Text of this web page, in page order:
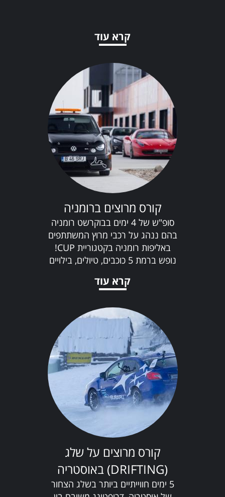
קרא עוד
קורס מרוצים ברומניה
סופ"ש של 4 ימים בבוקרשט רומניה
בהם ננהג על רכבי מרוץ המשתתפים
באליפות רומניה בקטגוריית CUP!
נופש ברמת 5 כוכבים, טיולים, בילויים
קרא עוד
קורס מרוצים על שלג
(DRIFTING) באוסטריה
5 ימים חווייתיים ביותר בשלג הצחור